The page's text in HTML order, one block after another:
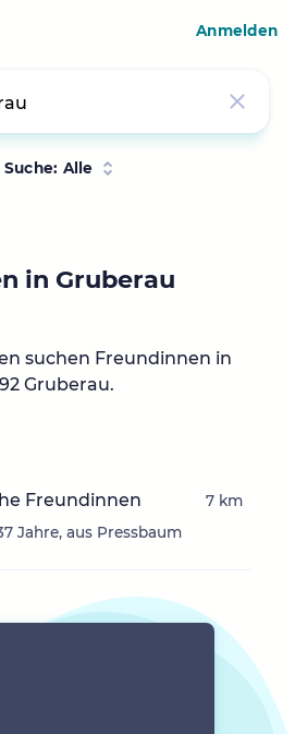
Suche: Alle
in Gruberau
suchen Freundinnen in
Gruberau.
Freundinnen
Jahre, aus Pressbaum
7 km
Anmelden